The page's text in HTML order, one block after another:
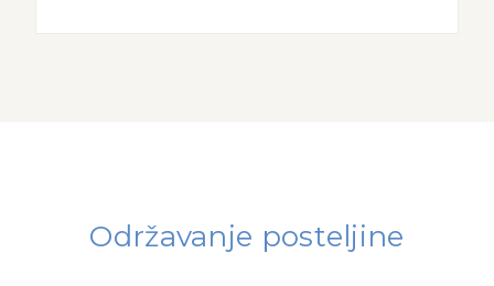
Održavanje posteljine